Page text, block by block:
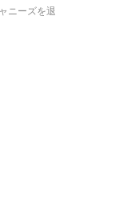
ニーズを退